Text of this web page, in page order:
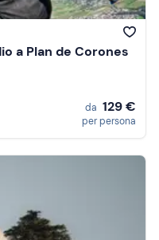
a Plan de Corones
da 129 €
per persona